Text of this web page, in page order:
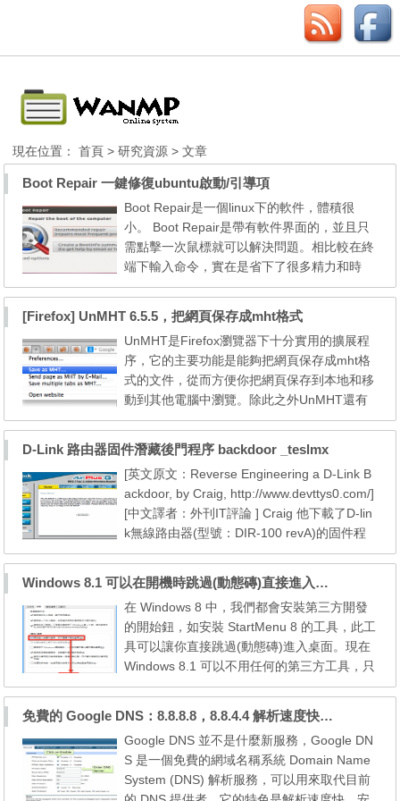
現在位置：首頁 >研究資源 > 文章
Boot Repair 一鍵修復ubuntu啟動/引導項
Boot Repair是一個linux下的軟件，體積很
小。 Boot Repair是帶有軟件界面的，並且只
需點擊一次鼠標就可以解決問題。相比較在終
端下輸入命令，實在是省下了很多精力和時
間。 Boot Repair 官網：http://sourceforge.n
特點： 1、簡單易用。 2、界面左下角的“adv
anced options”中還有許多針對grub引導菜單
的高級設置。 3、這個軟件適用xp、vista、wi
ndows 7 4、...
[Firefox] UnMHT 6.5.5，把網頁保存成mht格式
UnMHT是Firefox瀏覽器下十分實用的擴展程
序，它的主要功能是能夠把網頁保存成mht格
式的文件，從而方便你把網頁保存到本地和移
動到其他電腦中瀏覽。除此之外UnMHT還有
一些獨特的功能，這些獨特的功能讓保存網頁
更加的方便。 mht是什麼格式？ mht是一種網
頁存儲格式，常見於ie瀏覽器。保存成mht格
式的網頁有很多優勢，由於所有的圖片、cs
s、js都被封裝在一個文件中，所以保存的網頁
往往是最完整的，其中的元...
D-Link 路由器固件潛藏後門程序 backdoor _teslmx
[英文原文：Reverse Engineering a D-Link B
ackdoor, by Craig, http://www.devttys0.com/]
[中文譯者：外刊IT評論 ] Craig 他下載了D-lin
k無線路由器(型號：DIR-100 revA)的固件程
序 v1.13。使用工具Binwalk，很快的就從中發
用多大功夫就將這個固件程序的web server(/b
in/webs)加載到了IDA中： 基於上面的字符信
息可以看出，這個/bin/webs二進製程序是一
個修改版...
Windows 8.1 可以在開機時跳過(動態磚)直接進入桌面
在 Windows 8 中，我們都會安裝第三方開發
的開始鈕，如安裝 StartMenu 8 的工具，此工
具可以讓你直接跳過(動態磚)進入桌面。現在
Windows 8.1 可以不用任何的第三方工具，只
要輕鬆做個勾選動作，即可設置為直接進入桌
面。 Widnows 8.1 預覽版，其設置如下：
１．在工作列空白處按下滑鼠右鍵，並點選
「內容」。 ２．去到「瀏覽」頁後，勾選
「當我登入時顯示桌面，而不要顯示開始畫
面」，然後按「確定」。 ...
免費的 Google DNS：8.8.8.8，8.8.4.4 解析速度快、安全、可靠
Google DNS 並不是什麼新服務，Google DN
S 是一個免費的網域名稱系統 Domain Name
System (DNS) 解析服務，可以用來取代目前